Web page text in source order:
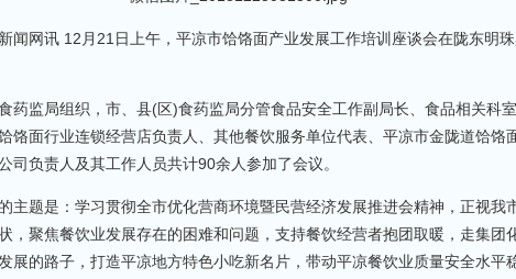
网讯 12月21日上午，平凉市饸饹面产业发展工作培训座谈会在陇东明
监局组织，市、县(区)食药监局分管食品安全工作副局长、食品相关科
饹面行业连锁经营店负责人、其他餐饮服务单位代表、平凉市金陇道饸饹
司负责人及其工作人员共计90余人参加了会议。
题是：学习贯彻全市优化营商环境暨民营经济发展推进会精神，正视我
，聚焦餐饮业发展存在的困难和问题，支持餐饮经营者抱团取暖，走集团
展的路子，打造平凉地方特色小吃新名片，带动平凉餐饮业质量安全水平